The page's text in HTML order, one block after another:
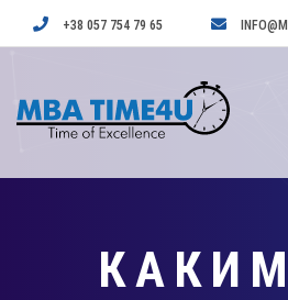
+38 057 754 79 65